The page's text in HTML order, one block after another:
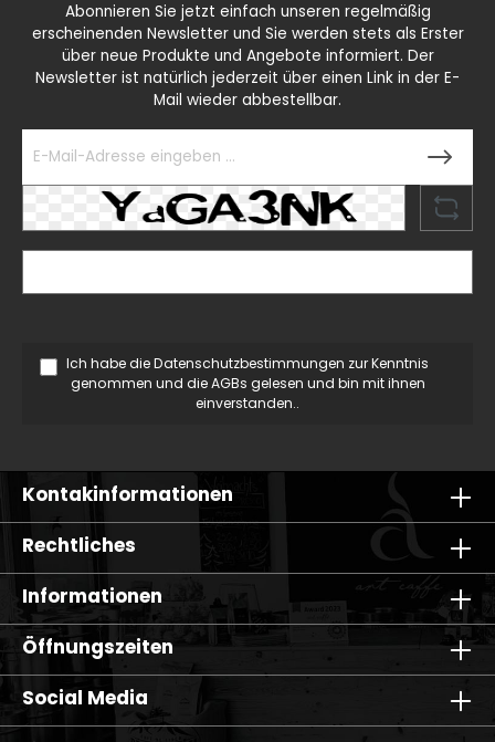
Abonnieren Sie jetzt einfach unseren regelmäßig
erscheinenden Newsletter und Sie werden stets als Erster
über neue Produkte und Angebote informiert. Der
Newsletter ist natürlich jederzeit über einen Link in der E-
Mail wieder abbestellbar.
Ich habe dieDatenschutzbestimmungen zur Kenntnis
genommen und dieAGBs gelesen und bin mit ihnen
einverstanden..
Kontakinformationen
Rechtliches
Informationen
Öffnungszeiten
Social Media